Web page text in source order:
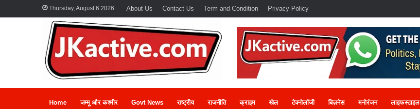
Thursday, August 6 2026 About Us Contact Us Term and Condition Privacy Policy
Home जम्मू और कश्मीर Govt News राष्ट्रीय राजनीति क्राइम खेल टेक्नोलॉजी बिज़नेस मनोरंजन लाइफस्टाइल